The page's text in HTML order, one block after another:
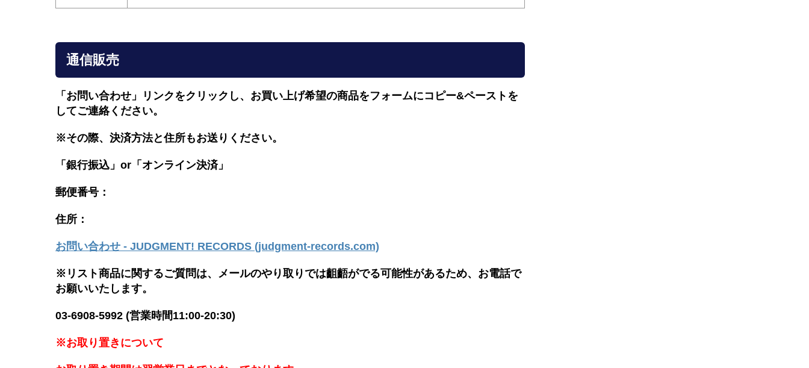
通信販売
「お問い合わせ」リンクをクリックし、 お買い上げ希望の商品をフォームにコピー&ペーストを
してご連絡ください。
※その際、決済方法と住所もお送りください。
「銀行振込」or「 オンライン決済」
郵便番号：
住所：
お問い合わせ - JUDGMENT! RECORDS (judgment-records.com)
※リスト商品に関するご質問は、メールのやり取りでは齟齬がでる可能性があるため、お電話で
お願いいたします。
03-6908-5992 (営業時間11:00-20:30)
※お取り置きについて